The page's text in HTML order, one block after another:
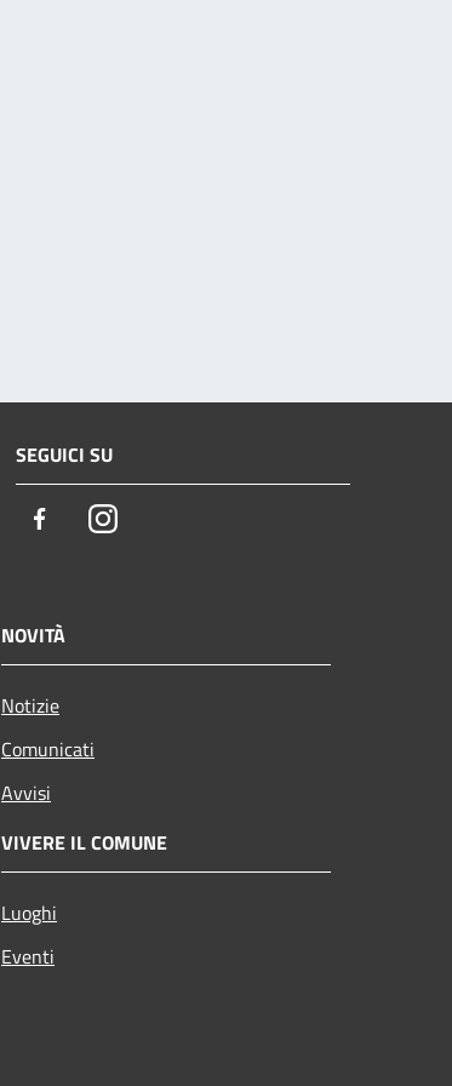
SEGUICI SU
FacebookInstagram
NOVITÀ
Notizie
Comunicati
Avvisi
VIVERE IL COMUNE
Luoghi
Eventi